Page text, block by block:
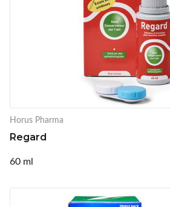
Horus Pharma
Regard
60 ml